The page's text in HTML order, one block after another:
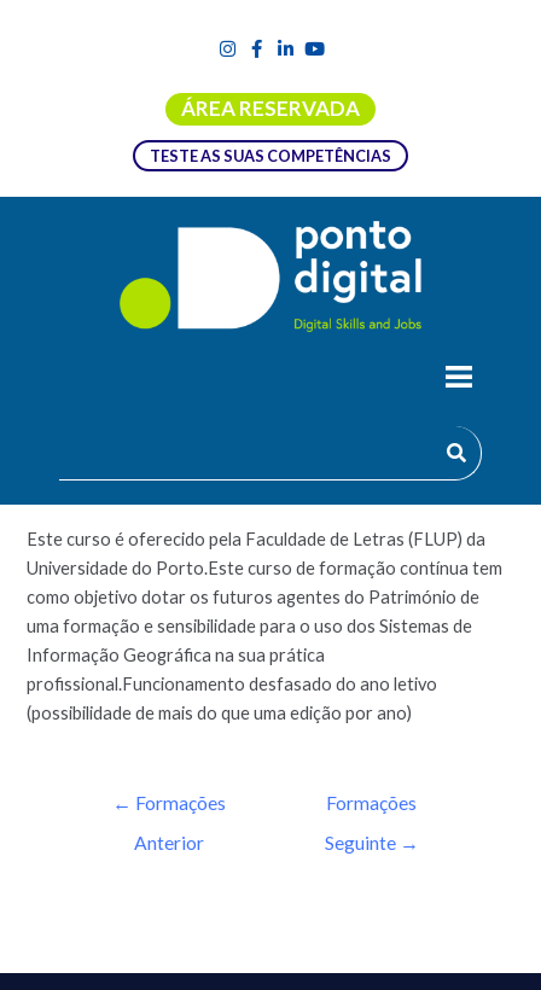
ÁREA RESERVADA
TESTE AS SUAS COMPETÊNCIAS
APLICADOS AO PATRIMÓNIO
Este curso é oferecido pela Faculdade de Letras (FLUP) da
Universidade do Porto.Este curso de formação contínua tem
como objetivo dotar os futuros agentes do Património de
uma formação e sensibilidade para o uso dos Sistemas de
Informação Geográfica na sua prática
profissional.Funcionamento desfasado do ano letivo
(possibilidade de mais do que uma edição por ano)
← Formações
Anterior
Formações
Seguinte →